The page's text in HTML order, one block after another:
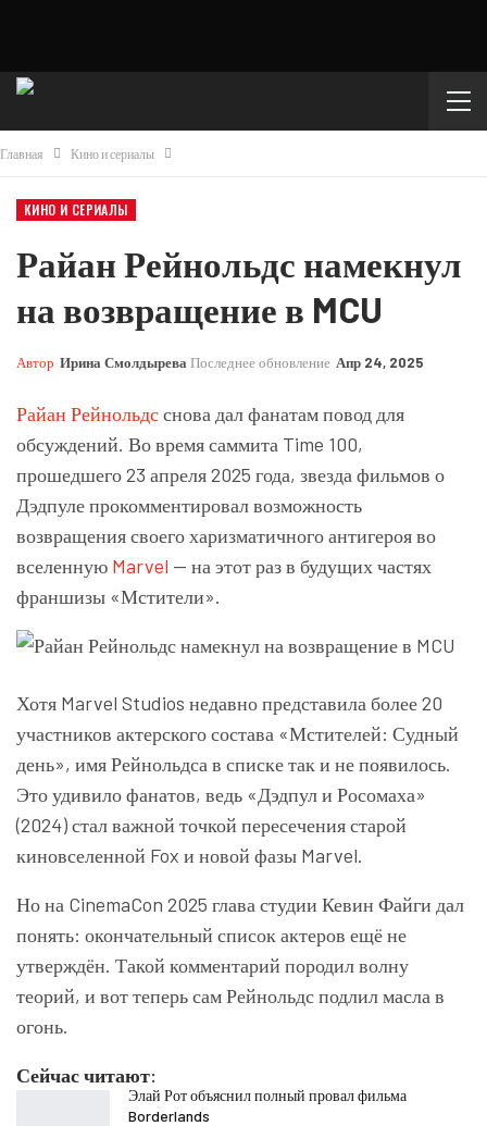
Главная Кино и сериалы
КИНО И СЕРИАЛЫ
Райан Рейнольдс намекнул
на возвращение в MCU
Автор Ирина Смолдырева Последнее обновление Апр 24, 2025
Райан Рейнольдсснова дал фанатам повод для
обсуждений. Во время саммита Time 100,
прошедшего 23 апреля 2025 года, звезда фильмов о
Дэдпуле прокомментировал возможность
возвращения своего харизматичного антигероя во
вселенную Marvel — на этот раз в будущих частях
франшизы «Мстители».
Хотя Marvel Studios недавно представила более 20
участников актерского состава «Мстителей: Судный
день», имя Рейнольдса в списке так и не появилось.
Это удивило фанатов, ведь «Дэдпул и Росомаха»
(2024) стал важной точкой пересечения старой
киновселенной Fox и новой фазы Marvel.
Но на CinemaCon 2025 глава студии Кевин Файги дал
понять: окончательный список актеров ещё не
утверждён. Такой комментарий породил волну
теорий, и вот теперь сам Рейнольдс подлил масла в
огонь.
Сейчас читают:
Элай Рот объяснил полный провал фильма
Borderlands